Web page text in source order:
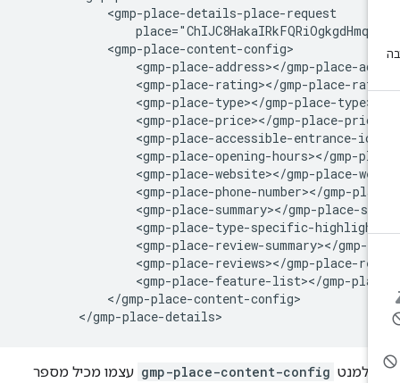
            <gmp-place-details-place-request
            <gmp-place-content-config>
<gmp-place-address></gmp-place-
<gmp-place-rating></gmp-place-
                <gmp-place-type></gmp-place-type>
<gmp-place-price></gmp-place-
<gmp-place-accessible-entrance-
<gmp-place-opening-hours></gmp-
<gmp-place-website></gmp-place-
<gmp-place-phone-number></gmp-
<gmp-place-summary></gmp-place-
<gmp-place-type-specific-
<gmp-place-review-summary></gmp-
<gmp-place-reviews></gmp-place-
<gmp-place-feature-list></gmp-
            </gmp-place-content-config>
        </gmp-place-details>
gmp-place-content-config עצמו מכיל מספר